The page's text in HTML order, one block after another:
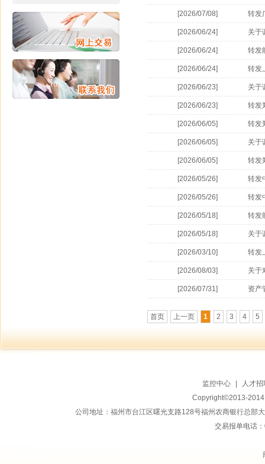
[2026/07/08] 转发
[2026/06/24] 关于
[2026/06/24] 转发
[2026/06/24] 转发
[2026/06/23] 关于
[2026/06/23] 转发
标准
[2026/06/05] 转发
续费
[2026/06/05] 关于
[2026/06/05] 转发
[2026/05/26] 转发
[2026/05/26] 转发
[2026/05/18] 转发
[2026/05/18] 关于
[2026/03/10] 转发
[2026/08/03] 关于
[2026/07/31] 资产
首页 上一页 1 2 3 4 5
监控中心
人才招
Copyright©2013-
公司地址：福州市台江区曙光支路128号福州农商银行总
交易报单电话